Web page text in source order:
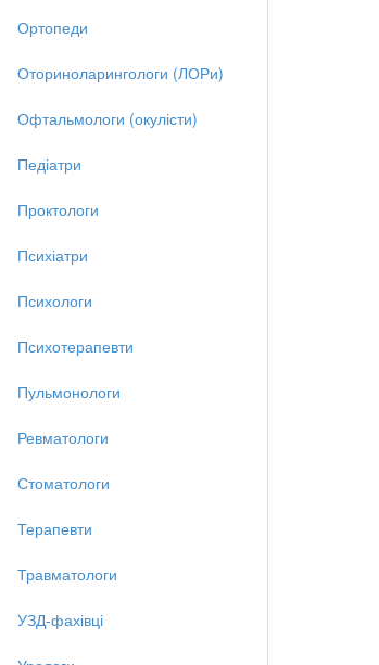
Ортопеди
Оториноларингологи (ЛОРи)
Офтальмологи (окулісти)
Педіатри
Проктологи
Психіатри
Психологи
Психотерапевти
Пульмонологи
Ревматологи
Стоматологи
Терапевти
Травматологи
УЗД-фахівці